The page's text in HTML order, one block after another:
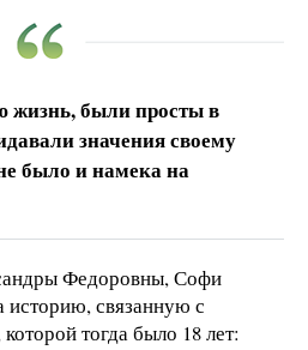
жизнь, были просты в
значения своему
было и намека на
Федоровны, Софи
историю, связанную с
тогда было 18 лет: